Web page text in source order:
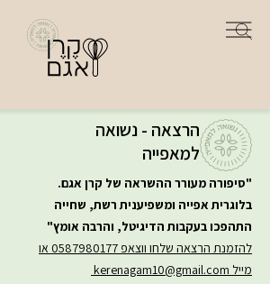
הרצאה - נשואה
למאפייה
"סיפורה מעורר ההשראה של קרן אגם.
בלוגרית אפייה ומשפיענית רשת, שחייה
התהפכו בעקבות הדיגיטל, והרבה אומץ"
להזמנת הרצאה שלחו ווצאפ 0587980177 או
מייל kerenagam10@gmail.com